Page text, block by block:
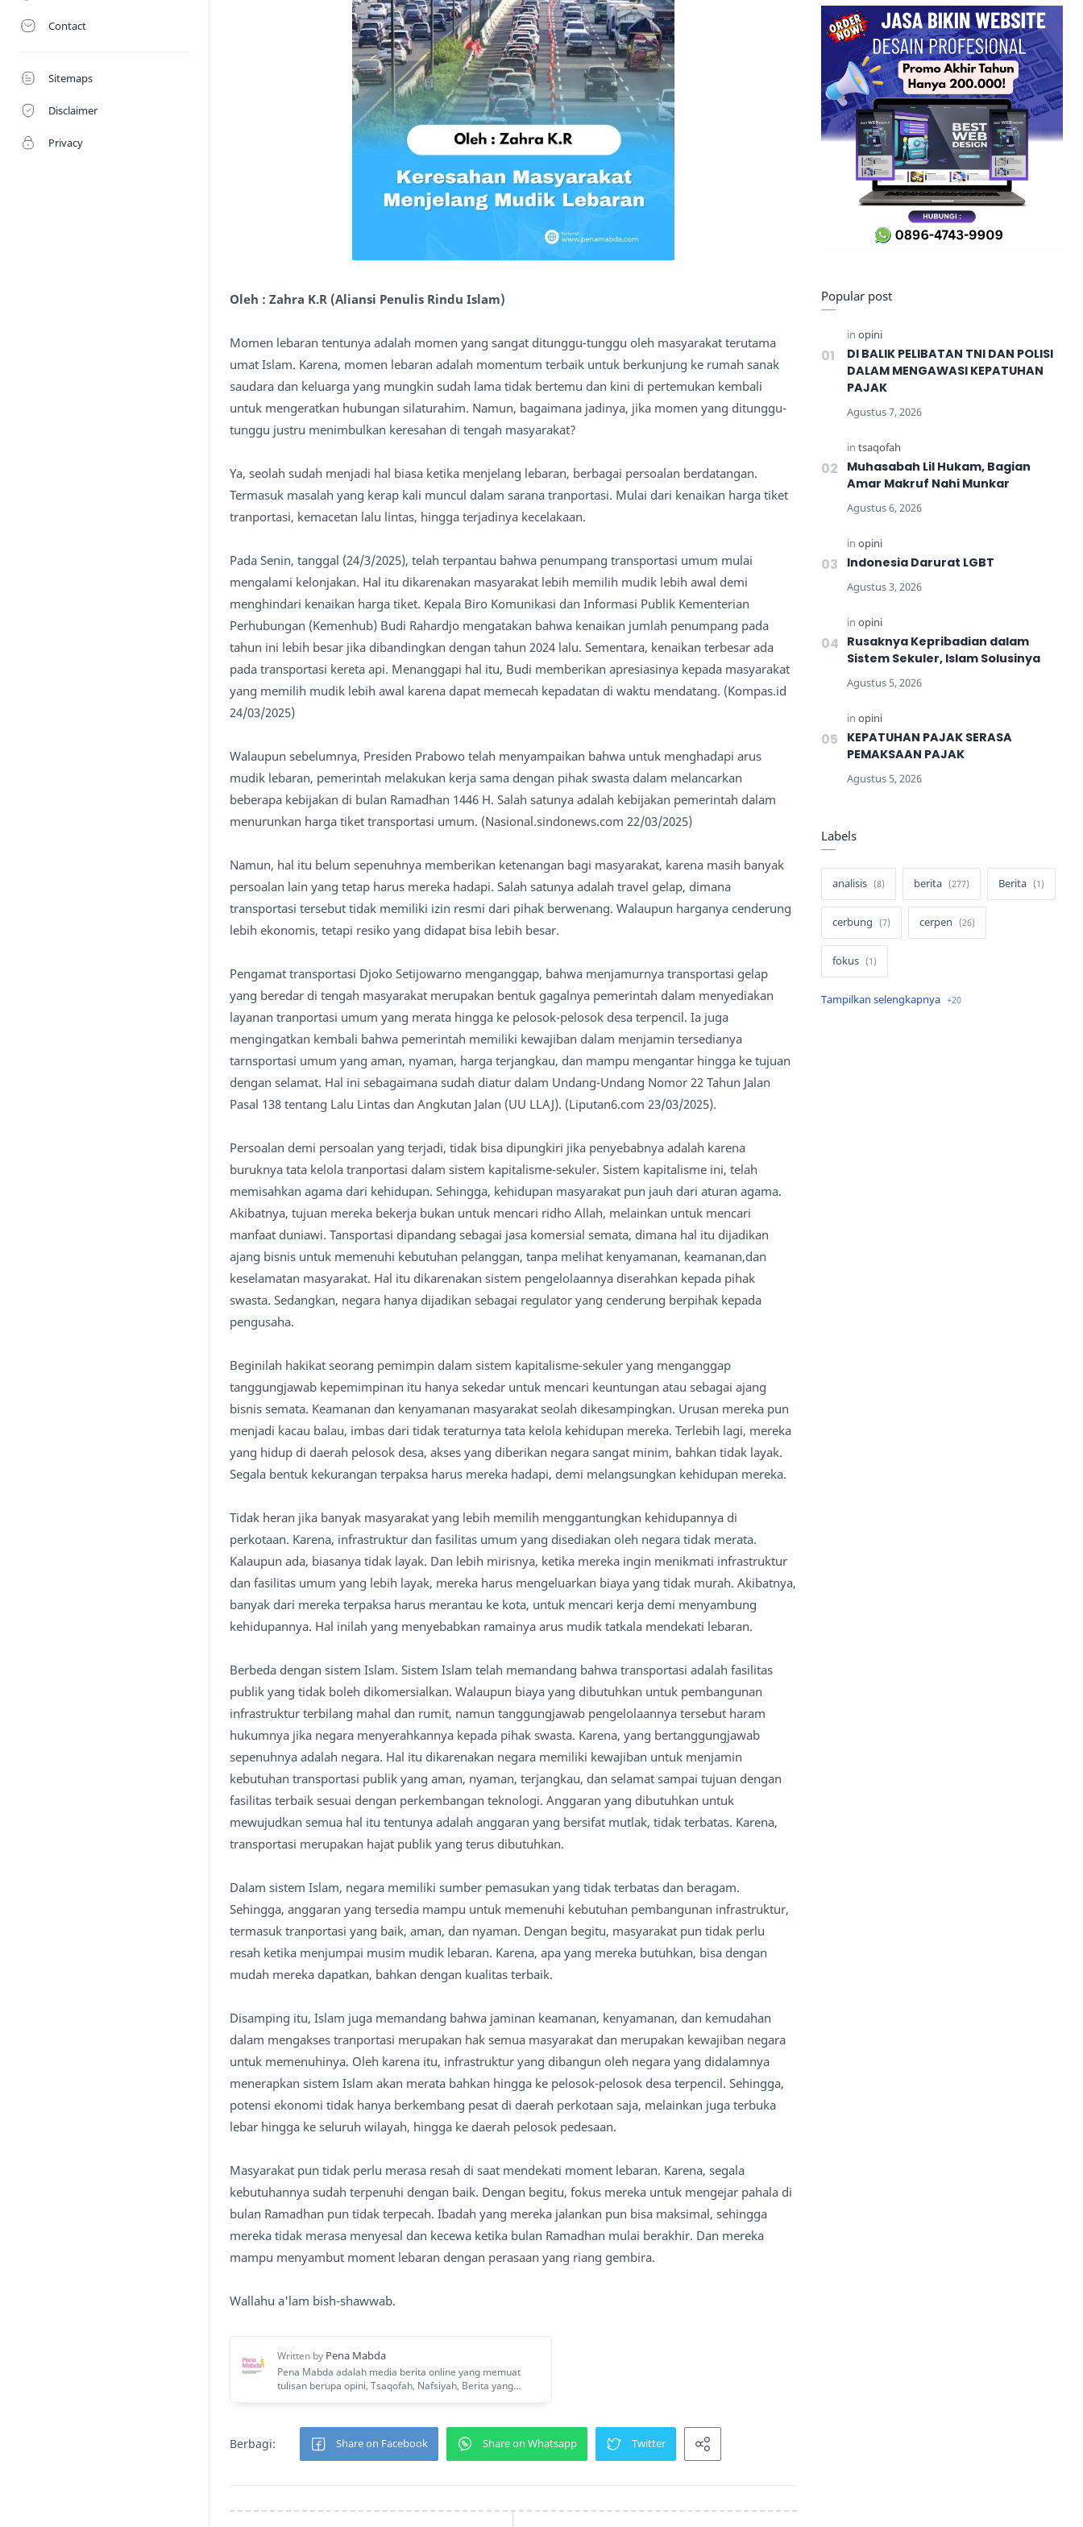
Contact
Sitemaps
Disclaimer
Privacy
Oleh : Zahra K.R (Aliansi Penulis Rindu Islam)
Momen lebaran tentunya adalah momen yang sangat ditunggu-tunggu oleh masyarakat terutama
umat Islam. Karena, momen lebaran adalah momentum terbaik untuk berkunjung ke rumah sanak
saudara dan keluarga yang mungkin sudah lama tidak bertemu dan kini di pertemukan kembali
untuk mengeratkan hubungan silaturahim. Namun, bagaimana jadinya, jika momen yang ditunggu-
tunggu justru menimbulkan keresahan di tengah masyarakat?
Ya, seolah sudah menjadi hal biasa ketika menjelang lebaran, berbagai persoalan berdatangan.
Termasuk masalah yang kerap kali muncul dalam sarana tranportasi. Mulai dari kenaikan harga tiket
tranportasi, kemacetan lalu lintas, hingga terjadinya kecelakaan.
Pada Senin, tanggal (24/3/2025), telah terpantau bahwa penumpang transportasi umum mulai
mengalami kelonjakan. Hal itu dikarenakan masyarakat lebih memilih mudik lebih awal demi
menghindari kenaikan harga tiket. Kepala Biro Komunikasi dan Informasi Publik Kementerian
Perhubungan (Kemenhub) Budi Rahardjo mengatakan bahwa kenaikan jumlah penumpang pada
tahun ini lebih besar jika dibandingkan dengan tahun 2024 lalu. Sementara, kenaikan terbesar ada
pada transportasi kereta api. Menanggapi hal itu, Budi memberikan apresiasinya kepada masyarakat
yang memilih mudik lebih awal karena dapat memecah kepadatan di waktu mendatang. (Kompas.id
24/03/2025)
Walaupun sebelumnya, Presiden Prabowo telah menyampaikan bahwa untuk menghadapi arus
mudik lebaran, pemerintah melakukan kerja sama dengan pihak swasta dalam melancarkan
beberapa kebijakan di bulan Ramadhan 1446 H. Salah satunya adalah kebijakan pemerintah dalam
menurunkan harga tiket transportasi umum. (Nasional.sindonews.com 22/03/2025)
Namun, hal itu belum sepenuhnya memberikan ketenangan bagi masyarakat, karena masih banyak
persoalan lain yang tetap harus mereka hadapi. Salah satunya adalah travel gelap, dimana
transportasi tersebut tidak memiliki izin resmi dari pihak berwenang. Walaupun harganya cenderung
lebih ekonomis, tetapi resiko yang didapat bisa lebih besar.
Pengamat transportasi Djoko Setijowarno menganggap, bahwa menjamurnya transportasi gelap
yang beredar di tengah masyarakat merupakan bentuk gagalnya pemerintah dalam menyediakan
layanan tranportasi umum yang merata hingga ke pelosok-pelosok desa terpencil. Ia juga
mengingatkan kembali bahwa pemerintah memiliki kewajiban dalam menjamin tersedianya
tarnsportasi umum yang aman, nyaman, harga terjangkau, dan mampu mengantar hingga ke tujuan
dengan selamat. Hal ini sebagaimana sudah diatur dalam Undang-Undang Nomor 22 Tahun Jalan
Pasal 138 tentang Lalu Lintas dan Angkutan Jalan (UU LLAJ). (Liputan6.com 23/03/2025).
Persoalan demi persoalan yang terjadi, tidak bisa dipungkiri jika penyebabnya adalah karena
buruknya tata kelola tranportasi dalam sistem kapitalisme-sekuler. Sistem kapitalisme ini, telah
memisahkan agama dari kehidupan. Sehingga, kehidupan masyarakat pun jauh dari aturan agama.
Akibatnya, tujuan mereka bekerja bukan untuk mencari ridho Allah, melainkan untuk mencari
manfaat duniawi. Tansportasi dipandang sebagai jasa komersial semata, dimana hal itu dijadikan
ajang bisnis untuk memenuhi kebutuhan pelanggan, tanpa melihat kenyamanan, keamanan,dan
keselamatan masyarakat. Hal itu dikarenakan sistem pengelolaannya diserahkan kepada pihak
swasta. Sedangkan, negara hanya dijadikan sebagai regulator yang cenderung berpihak kepada
pengusaha.
Beginilah hakikat seorang pemimpin dalam sistem kapitalisme-sekuler yang menganggap
tanggungjawab kepemimpinan itu hanya sekedar untuk mencari keuntungan atau sebagai ajang
bisnis semata. Keamanan dan kenyamanan masyarakat seolah dikesampingkan. Urusan mereka pun
menjadi kacau balau, imbas dari tidak teraturnya tata kelola kehidupan mereka. Terlebih lagi, mereka
yang hidup di daerah pelosok desa, akses yang diberikan negara sangat minim, bahkan tidak layak.
Segala bentuk kekurangan terpaksa harus mereka hadapi, demi melangsungkan kehidupan mereka.
Tidak heran jika banyak masyarakat yang lebih memilih menggantungkan kehidupannya di
perkotaan. Karena, infrastruktur dan fasilitas umum yang disediakan oleh negara tidak merata.
Kalaupun ada, biasanya tidak layak. Dan lebih mirisnya, ketika mereka ingin menikmati infrastruktur
dan fasilitas umum yang lebih layak, mereka harus mengeluarkan biaya yang tidak murah. Akibatnya,
banyak dari mereka terpaksa harus merantau ke kota, untuk mencari kerja demi menyambung
kehidupannya. Hal inilah yang menyebabkan ramainya arus mudik tatkala mendekati lebaran.
Berbeda dengan sistem Islam. Sistem Islam telah memandang bahwa transportasi adalah fasilitas
publik yang tidak boleh dikomersialkan. Walaupun biaya yang dibutuhkan untuk pembangunan
infrastruktur terbilang mahal dan rumit, namun tanggungjawab pengelolaannya tersebut haram
hukumnya jika negara menyerahkannya kepada pihak swasta. Karena, yang bertanggungjawab
sepenuhnya adalah negara. Hal itu dikarenakan negara memiliki kewajiban untuk menjamin
kebutuhan transportasi publik yang aman, nyaman, terjangkau, dan selamat sampai tujuan dengan
fasilitas terbaik sesuai dengan perkembangan teknologi. Anggaran yang dibutuhkan untuk
mewujudkan semua hal itu tentunya adalah anggaran yang bersifat mutlak, tidak terbatas. Karena,
transportasi merupakan hajat publik yang terus dibutuhkan.
Dalam sistem Islam, negara memiliki sumber pemasukan yang tidak terbatas dan beragam.
Sehingga, anggaran yang tersedia mampu untuk memenuhi kebutuhan pembangunan infrastruktur,
termasuk tranportasi yang baik, aman, dan nyaman. Dengan begitu, masyarakat pun tidak perlu
resah ketika menjumpai musim mudik lebaran. Karena, apa yang mereka butuhkan, bisa dengan
mudah mereka dapatkan, bahkan dengan kualitas terbaik.
Disamping itu, Islam juga memandang bahwa jaminan keamanan, kenyamanan, dan kemudahan
dalam mengakses tranportasi merupakan hak semua masyarakat dan merupakan kewajiban negara
untuk memenuhinya. Oleh karena itu, infrastruktur yang dibangun oleh negara yang didalamnya
menerapkan sistem Islam akan merata bahkan hingga ke pelosok-pelosok desa terpencil. Sehingga,
potensi ekonomi tidak hanya berkembang pesat di daerah perkotaan saja, melainkan juga terbuka
lebar hingga ke seluruh wilayah, hingga ke daerah pelosok pedesaan.
Masyarakat pun tidak perlu merasa resah di saat mendekati moment lebaran. Karena, segala
kebutuhannya sudah terpenuhi dengan baik. Dengan begitu, fokus mereka untuk mengejar pahala di
bulan Ramadhan pun tidak terpecah. Ibadah yang mereka jalankan pun bisa maksimal, sehingga
mereka tidak merasa menyesal dan kecewa ketika bulan Ramadhan mulai berakhir. Dan mereka
mampu menyambut moment lebaran dengan perasaan yang riang gembira.
Wallahu a'lam bish-shawwab.
Popular post
DI BALIK PELIBATAN TNI DAN POLISI
DALAM MENGAWASI KEPATUHAN
PAJAK
Muhasabah Lil Hukam, Bagian
Amar Makruf Nahi Munkar
Indonesia Darurat LGBT
Rusaknya Kepribadian dalam
Sistem Sekuler, Islam Solusinya
KEPATUHAN PAJAK SERASA
PEMAKSAAN PAJAK
Labels
analisis berita Berita
cerbung cerpen
fokus
hukum internasional